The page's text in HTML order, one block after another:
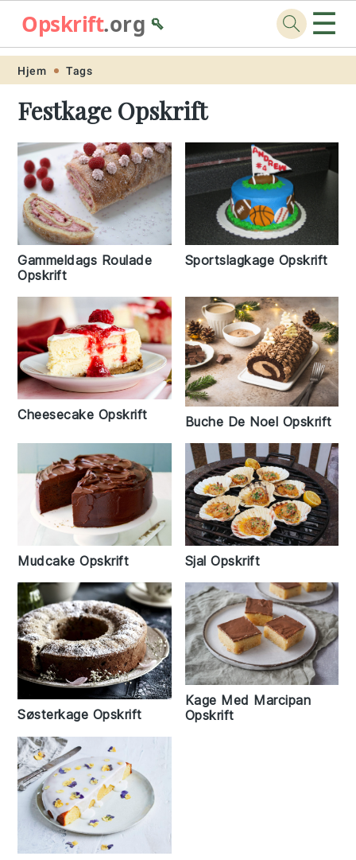
Skip
primary
navigation
Skip
main
content
Skip
primary
sidebar
Skip
footer
Opskrift.org🥄 ☰
Hjem Tags
Festkage Opskrift
Gammeldags Roulade
Opskrift
Sportslagkage Opskrift
Cheesecake Opskrift Buche De Noel Opskrift
Mudcake Opskrift Sjal Opskrift
Søsterkage Opskrift
Kage Med Marcipan
Opskrift